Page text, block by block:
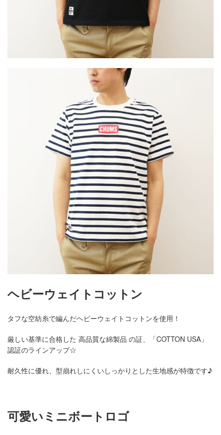
ヘビーウェイトコットン
タフな空紡糸で編んだヘビーウェイトコットンを使用！
厳しい基準に合格した 高品質な綿製品 の証、「COTTON USA」
認証のラインアップ☆
耐久性に優れ、型崩れしにくいしっかりとした生地感が特徴です♪
可愛いミニボートロゴ